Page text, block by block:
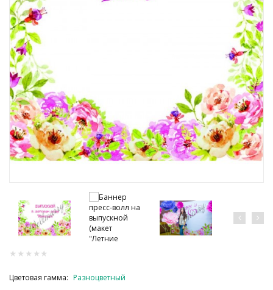
Цветовая гамма: Разноцветный